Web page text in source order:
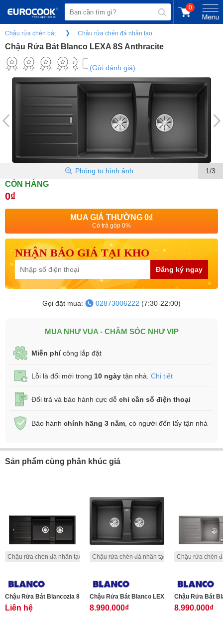
0
Chậu rửa chén bát Chậu rửa chén đá nhân tạo
Chậu Rửa Bát Blanco LEXA 8S Anthracite
(Gửi đánh giá)
1/3
Phóng to hình ảnh
CÒN HÀNG
0₫
MUA GIÁ THƯỜNG 0₫
Có trả góp 0%
NHẬN BÁO GIÁ TẠI KHO
Đăng ký ngay
Gọi đặt mua: 02873006222 (7:30-22:00)
MUA NHƯ VUA - CHĂM SÓC NHƯ VIP
Miễn phícông lắp đặt
Lỗi là đổi mới trong 10 ngày tận nhà. Chi tiết
Đổi trả và bảo hành cực dễ chỉ cần số điện thoại
Bảo hành chính hãng 3 năm , có người đến lấy tận nhà
Sản phẩm cùng phân khúc giá
Chậu rửa chén đá nhân tạo
Chậu Rửa Bát Blancozia 8s Anthracite
Liên hệ
Chậu rửa chén đá nhân tạo
Chậu Rửa Bát Blanco LEXA 8 - 524960
8.990.000₫
Chậu rửa chén
Chậu Rửa Bát
8.990.000₫